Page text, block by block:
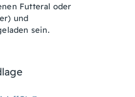
Futteral oder
und
sein.